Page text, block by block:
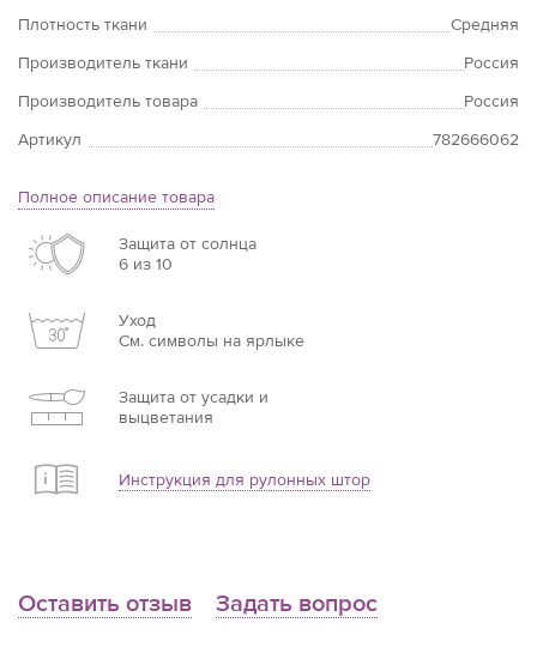
Плотность ткани
Средняя
Производитель ткани
Россия
Производитель товара
Россия
Артикул
782666062
Полное описание товара
Защита от солнца
6 из 10
Уход
См. символы на ярлыке
Защита от усадки и
выцветания
Инструкция для рулонных штор
Оставить отзыв Задать вопрос